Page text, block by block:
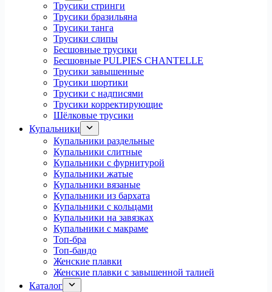
Трусики стринги
Трусики бразильяна
Трусики танга
Трусики слипы
Бесшовные трусики
Бесшовные PULPIES CHANTELLE
Трусики завышенные
Трусики шортики
Трусики с надписями
Трусики корректирующие
Шёлковые трусики
Купальники
Купальники раздельные
Купальники слитные
Купальники с фурнитурой
Купальники жатые
Купальники вязаные
Купальники из бархата
Купальники с кольцами
Купальники на завязках
Купальники с макраме
Топ-бра
Топ-бандо
Женские плавки
Женские плавки с завышенной талией
Каталог